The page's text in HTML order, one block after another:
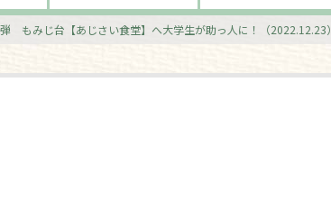
もみじ台【あじさい食堂】へ大学生が助っ人に！（2022.12.23）